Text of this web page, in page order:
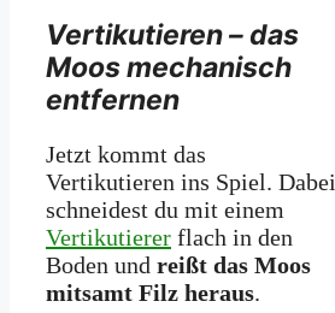
Vertikutieren – das
Moos mechanisch
entfernen
Jetzt kommt das
Vertikutieren ins Spiel. Dabei
schneidest du mit einem
Vertikutierer flach in den
Boden und reißt das Moos
mitsamt Filz heraus.